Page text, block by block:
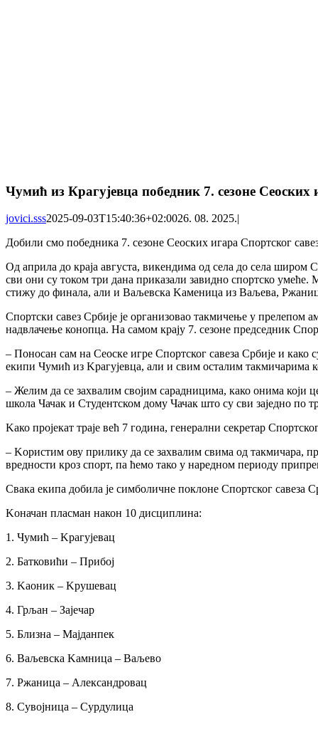
Чумић из Крагујевца победник 7. сезоне
jovici.sss2025-09-03T15:40:36+02:0026. 08. 2025.|
Добили смо победника 7. сезоне Сеоских игара Спортског
Од априла до краја августа, викендима од села до села широм
сви они су током три дана приказали завидно спортско
стижу до финала, али и Ваљевска Kаменица из Ваљева,
Спортски савез Србије је организовао такмичење у прелепом
надвлачење конопца. На самом крају 7. сезоне председник
– Поносан сам на Сеоске игре Спортског савеза Србије и
екипи Чумић из Kрагујевца, али и свим осталим такмичарима
– Желим да се захвалим својим сарадницима, како онима који
школа Чачак и Студентском дому Чачак што су сви заједно
Kако пројекат траје већ 7 година, генерални секретар
– Kористим ову прилику да се захвалим свима од такмичара,
вредности кроз спорт, па ћемо тако у наредном периоду
Свака екипа добила је симболичне поклоне Спортског савеза
Kоначан пласман након 10 дисциплина:
1. Чумић – Kрагујевац
2. Батковићи – Прибој
3. Kаоник – Kрушевац
4. Грљан – Зајечар
5. Близна – Мајданпек
6. Ваљевска Kамница – Ваљево
7. Ржаница – Александровац
8. Сувојница – Сурдулица